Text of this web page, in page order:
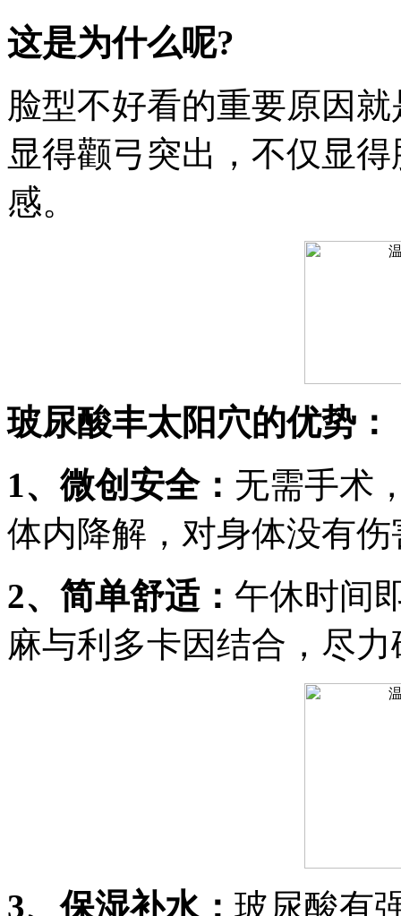
这是为什么呢?
脸型不好看的重要原因
显得颧弓突出，不仅显
感。
玻尿酸丰太阳穴的优势：
1、微创安全： 无需手术
体内降解，对身体没有伤
2、简单舒适： 午休时间
麻与利多卡因结合，尽
3、保湿补水： 玻尿酸有